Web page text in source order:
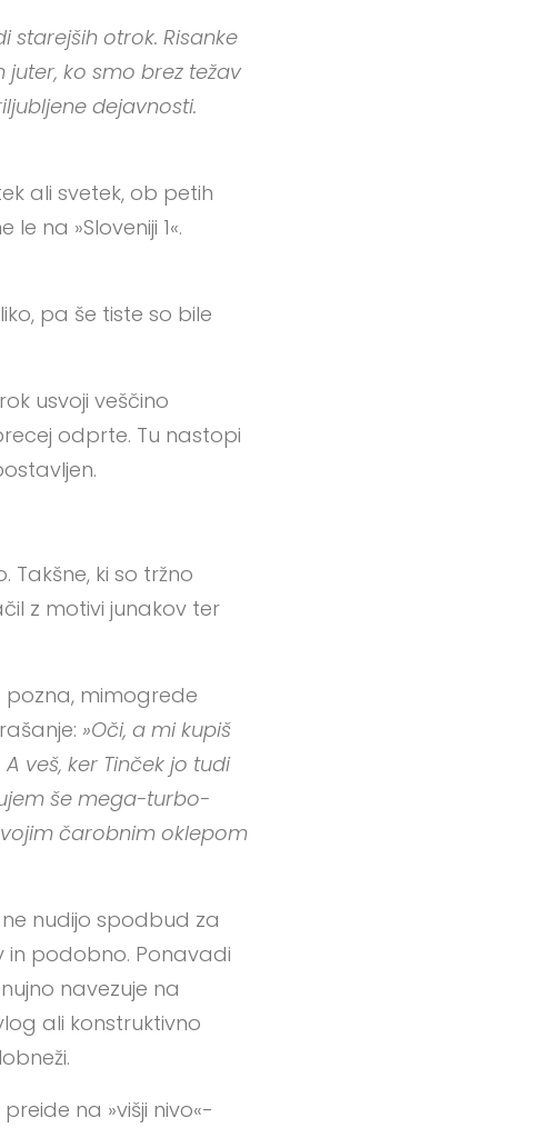
starejših otrok. Risanke
ko smo brez težav
dejavnosti.
ali svetek, ob petih
na »Sloveniji 1«.
pa še tiste so bile
usvoji veščino
odprte. Tu nastopi
Takšne, ki so tržno
z motivi junakov ter
pozna, mimogrede
»Oči, a mi kupiš
veš, ker Tinček jo tudi
še mega-turbo-
čarobnim oklepom
nudijo spodbud za
in podobno. Ponavadi
navezuje na
ali konstruktivno
na »višji nivo«-